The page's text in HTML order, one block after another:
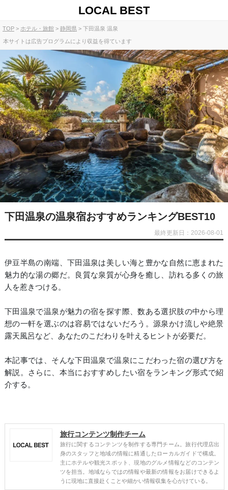
LOCAL BEST
TOP ホテル・旅館 静岡県 下田温泉 温泉
本サイトは広告プログラムにより収益を得ています
下田温泉の温泉宿おすすめランキングBEST10
最終更新日：2026-08-01
伊豆半島の南端、下田温泉は美しい海と豊かな自然に恵まれた
魅力的な湯の郷だ。良質な泉質が心身を癒し、訪れる多くの旅
人を惹きつける。
下田温泉で温泉が魅力の宿を探す際、数ある選択肢の中から理
想の一軒を選ぶのは容易ではないだろう。源泉かけ流しや絶景
露天風呂など、あなたのこだわりを叶えるヒントが必要だ。
本記事では、そんな下田温泉で温泉にこだわった宿の選び方を
解説。さらに、本当におすすめしたい宿をランキング形式で紹
介する。
旅行コンテンツ制作チーム
旅行に関するコンテンツを制作する専門チーム。旅行代理店出
身のスタッフと地域の情報に精通したローカルガイドで構成。
主にホテルや観光スポット、現地のグルメ情報などのコンテン
ツを担当。地域ならではの情報や最新の情報をお届けできるよ
うに現地に直接赴くことや細かい情報収集を心がけている。